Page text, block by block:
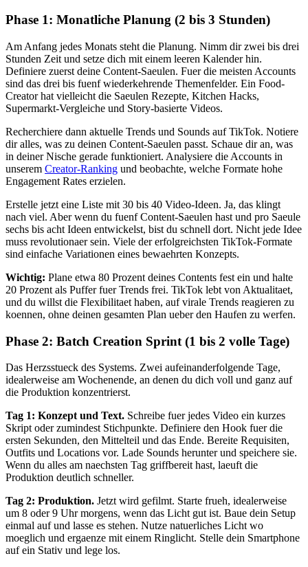
Phase 1: Monatliche Planung (2 bis 3 Stunden)
Am Anfang jedes Monats steht die Planung. Nimm dir zwei bis drei
Stunden Zeit und setze dich mit einem leeren Kalender hin.
Definiere zuerst deine Content-Saeulen. Fuer die meisten Accounts
sind das drei bis fuenf wiederkehrende Themenfelder. Ein Food-
Creator hat vielleicht die Saeulen Rezepte, Kitchen Hacks,
Supermarkt-Vergleiche und Story-basierte Videos.
Recherchiere dann aktuelle Trends und Sounds auf TikTok. Notiere
dir alles, was zu deinen Content-Saeulen passt. Schaue dir an, was
in deiner Nische gerade funktioniert. Analysiere die Accounts in
unserem Creator-Ranking und beobachte, welche Formate hohe
Engagement Rates erzielen.
Erstelle jetzt eine Liste mit 30 bis 40 Video-Ideen. Ja, das klingt
nach viel. Aber wenn du fuenf Content-Saeulen hast und pro Saeule
sechs bis acht Ideen entwickelst, bist du schnell dort. Nicht jede Idee
muss revolutionaer sein. Viele der erfolgreichsten TikTok-Formate
sind einfache Variationen eines bewaehrten Konzepts.
Wichtig: Plane etwa 80 Prozent deines Contents fest ein und halte
20 Prozent als Puffer fuer Trends frei. TikTok lebt von Aktualitaet,
und du willst die Flexibilitaet haben, auf virale Trends reagieren zu
koennen, ohne deinen gesamten Plan ueber den Haufen zu werfen.
Phase 2: Batch Creation Sprint (1 bis 2 volle Tage)
Das Herzsstueck des Systems. Zwei aufeinanderfolgende Tage,
idealerweise am Wochenende, an denen du dich voll und ganz auf
die Produktion konzentrierst.
Tag 1: Konzept und Text. Schreibe fuer jedes Video ein kurzes
Skript oder zumindest Stichpunkte. Definiere den Hook fuer die
ersten Sekunden, den Mittelteil und das Ende. Bereite Requisiten,
Outfits und Locations vor. Lade Sounds herunter und speichere sie.
Wenn du alles am naechsten Tag griffbereit hast, laeuft die
Produktion deutlich schneller.
Tag 2: Produktion. Jetzt wird gefilmt. Starte frueh, idealerweise
um 8 oder 9 Uhr morgens, wenn das Licht gut ist. Baue dein Setup
einmal auf und lasse es stehen. Nutze natuerliches Licht wo
moeglich und ergaenze mit einem Ringlicht. Stelle dein Smartphone
auf ein Stativ und lege los.